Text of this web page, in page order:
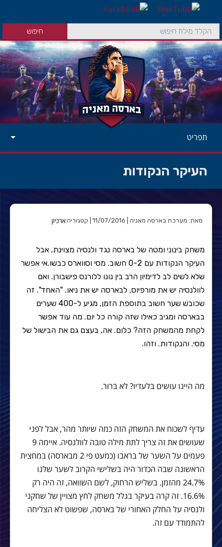
תפריט
העיקר הנקודות
מאת: מערכת בארסה מאניה | 11/07/2016 | קטגוריה: ארכיון
משחק בינוני ומטה של בארסה נגד ולנסיה מצוינת, אבל
העיקר הנקודות עם 0-2 חשוב. מסי וסווארס כבשו.אי אפשר
שלא לשים לב לדימיון הרב בין נונו ללורנס פישבורן. ואם
לוולנסיה יש את מורפיוס, לבארסה יש את ניאו. "האחד". זה
שכובש שער חשוב בתוספת הזמן, מגיע ל-400 שערים
בבארסה ומגיב כאילו שזה קורה כל יום. מה עוד אפשר
לקחת מהמשחק הזה? כלום. אה, בעצם גם את הבישול של
מסי. והנקודות. וזהו.
מה היינו עושים בלעדיו? לא ברור.
עדיף לשכוח את המשחק הזה כמה שיותר מהר, אבל לפני
שעושים את זה צריך לתת מילה טובה לוולנסיה. איימה 9
פעמים על השער של בראבו (כמעט פי 2 מבארסה) במחצית
הראשונה שבה הכדור היה בשלישי הקרוב לשער שלנו
24.7% מהזמן. בשליש הרחוק, לשם השוואה, זה היה רק
16.6%. זה קרה בעיקר בגלל משחק לחץ מצויין של שחקני
ולנסיה על החלק האחורי של בארסה, שפשוט לא הצליחה
להתמודד עם זה.